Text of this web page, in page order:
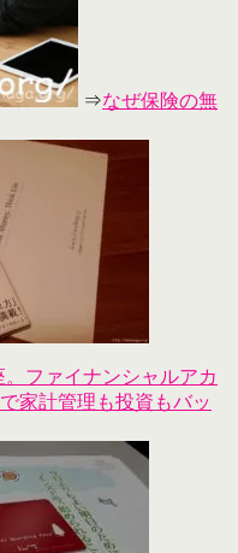
⇒なぜ保険の無
ファイナンシャルアカ
家計管理も投資もバッ